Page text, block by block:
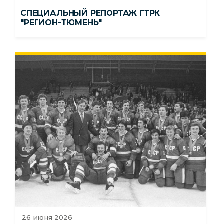
СПЕЦИАЛЬНЫЙ РЕПОРТАЖ ГТРК
"РЕГИОН-ТЮМЕНЬ"
26 июня 2026